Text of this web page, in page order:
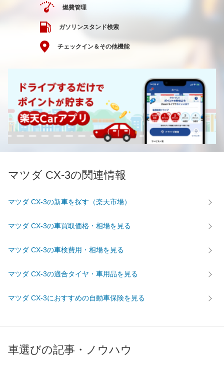
燃費管理
ガソリンスタンド検索
チェックイン＆その他機能
マツダ CX-3の関連情報
マツダ CX-3の新車を探す（楽天市場）
マツダ CX-3の車買取価格・相場を見る
マツダ CX-3の車検費用・相場を見る
マツダ CX-3の適合タイヤ・車用品を見る
マツダ CX-3におすすめの自動車保険を見る
車選びの記事・ノウハウ